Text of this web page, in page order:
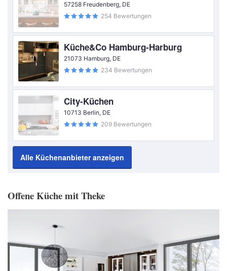
57258 Freudenberg, DE
254 Bewertungen
Küche&Co Hamburg-Harburg
21073 Hamburg, DE
234 Bewertungen
City-Küchen
10713 Berlin, DE
209 Bewertungen
Alle Küchenanbieter anzeigen
Offene Küche mit Theke